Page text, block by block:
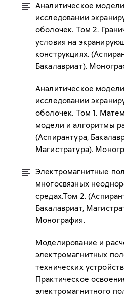
Аналитическое
исследовании
оболочек. Том 2.
условия на
конструкциях.
Бакалавриат).
Аналитическое
исследовании
оболочек. Том 1.
модели и алгоритмы
(Аспирантура,
Магистратура).
Электромагнитные
многосвязных
средах.Том 2.
Бакалавриат,
Монография.
Моделирование и
электромагнитных
технических
Практическое
электромагнитного